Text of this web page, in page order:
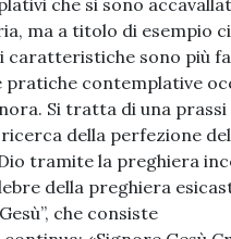
che si sono
ma a titolo di esempio
caratteristiche sono più
pratiche contemplative
Si tratta di una prassi
della perfezione
tramite la preghiera
della preghiera
che consiste